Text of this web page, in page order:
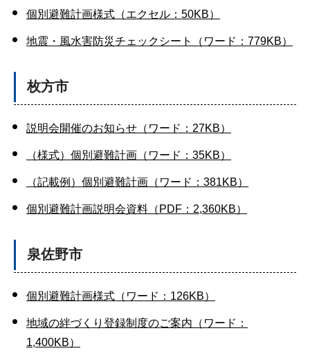
個別避難計画様式（エクセル：50KB）
地震・風水害防災チェックシート（ワード：779KB）
枚方市
説明会開催のお知らせ（ワード：27KB）
（様式）個別避難計画（ワード：35KB）
（記載例）個別避難計画（ワード：381KB）
個別避難計画説明会資料（PDF：2,360KB）
泉佐野市
個別避難計画様式（ワード：126KB）
地域の絆づくり登録制度のご案内（ワード：
1,400KB）